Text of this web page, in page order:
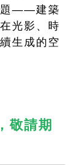
題——建築
光影、時
生成的空
敬請期